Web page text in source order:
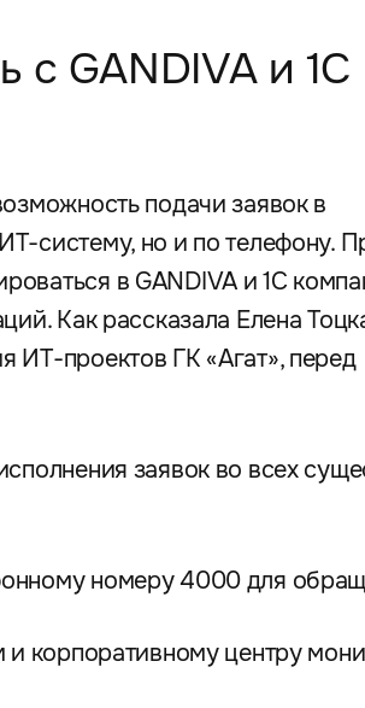
с GANDIVA и 1С
подачи заявок в
систему, но и по телефону.
в GANDIVA и 1С
Как рассказала Елена
ИТ-проектов ГК «Агат», перед
заявок во всех
номеру 4000 для
и корпоративному центру